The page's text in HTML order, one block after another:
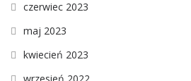
czerwiec 2023
maj 2023
kwiecień 2023